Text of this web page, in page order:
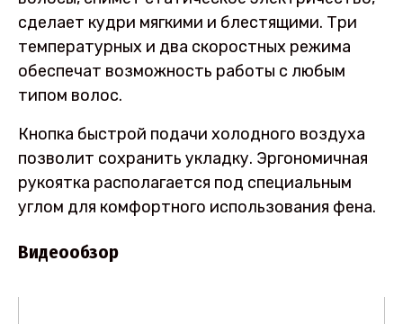
сделает кудри мягкими и блестящими. Три
температурных и два скоростных режима
обеспечат возможность работы с любым
типом волос.
Кнопка быстрой подачи холодного воздуха
позволит сохранить укладку. Эргономичная
рукоятка располагается под специальным
углом для комфортного использования фена.
Видеообзор